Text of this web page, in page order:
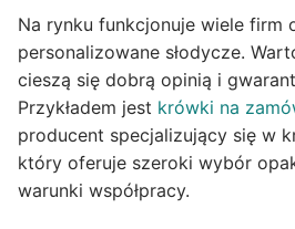
Na rynku funkcjonuje wiele firm
personalizowane słodycze.
cieszą się dobrą opinią i
Przykładem jest krówki na
producent specjalizujący się w
który oferuje szeroki wybór
warunki współpracy.